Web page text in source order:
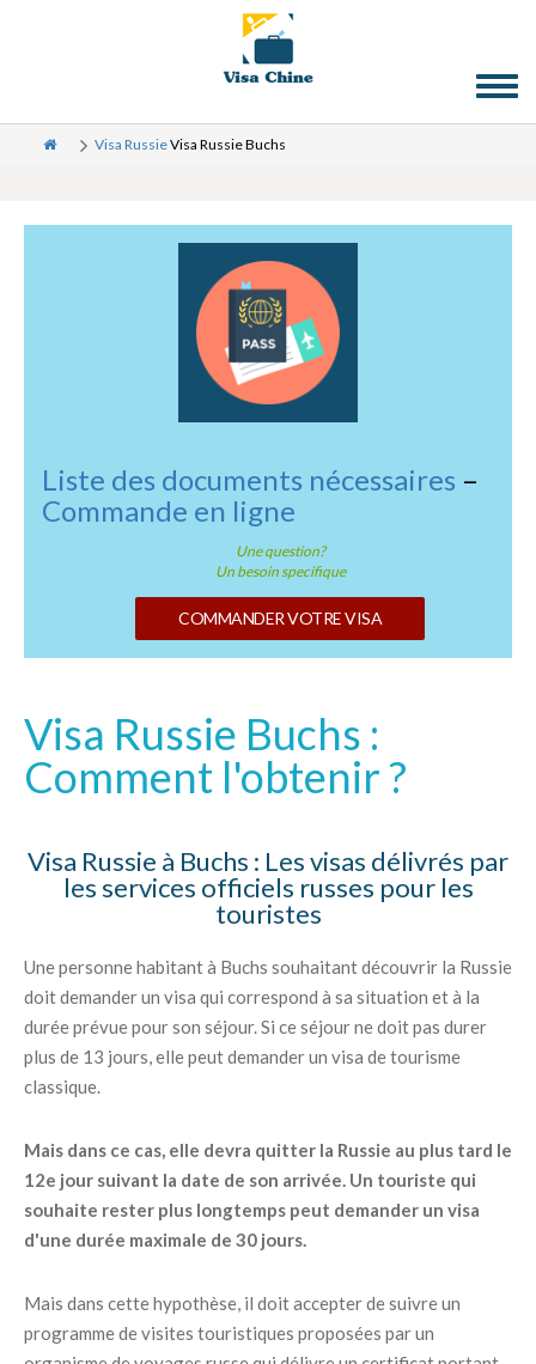
Visa RussieVisa Russie Buchs
Liste des documents nécessaires –
Commande en ligne
Une question?
Un besoin specifique
COMMANDER VOTRE VISA
Visa Russie Buchs :
Comment l'obtenir ?
Visa Russie à Buchs : Les visas délivrés par
les services officiels russes pour les
touristes
Une personne habitant à Buchs souhaitant découvrir la Russie
doit demander un visa qui correspond à sa situation et à la
durée prévue pour son séjour. Si ce séjour ne doit pas durer
plus de 13 jours, elle peut demander un visa de tourisme
classique.
Mais dans ce cas, elle devra quitter la Russie au plus tard le
12e jour suivant la date de son arrivée. Un touriste qui
souhaite rester plus longtemps peut demander un visa
d'une durée maximale de 30 jours.
Mais dans cette hypothèse, il doit accepter de suivre un
programme de visites touristiques proposées par un